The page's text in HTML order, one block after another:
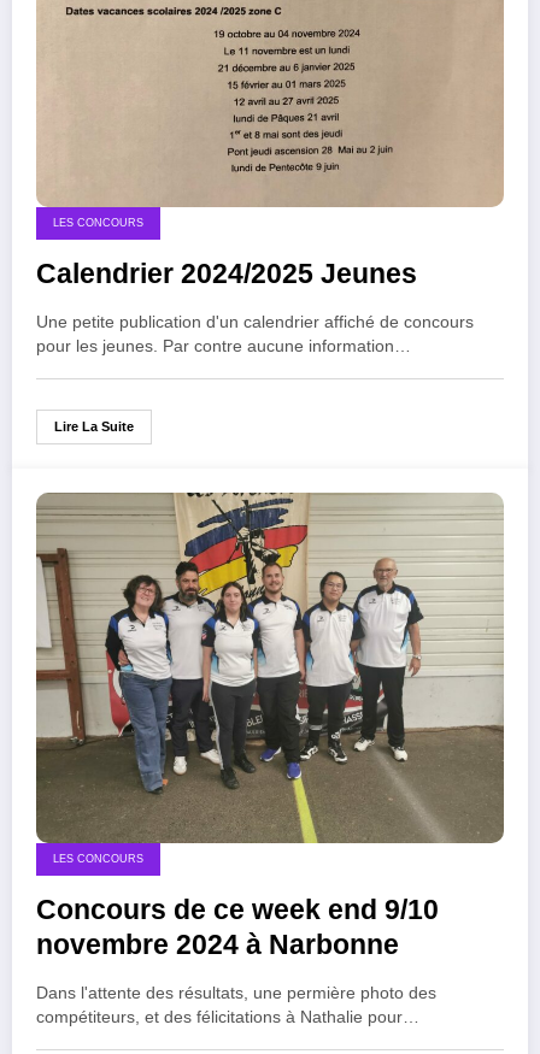
LES CONCOURS
Calendrier 2024/2025 Jeunes
Une petite publication d'un calendrier affiché de concours
pour les jeunes. Par contre aucune information…
Lire La Suite
LES CONCOURS
Concours de ce week end 9/10
novembre 2024 à Narbonne
Dans l'attente des résultats, une permière photo des
compétiteurs, et des félicitations à Nathalie pour…